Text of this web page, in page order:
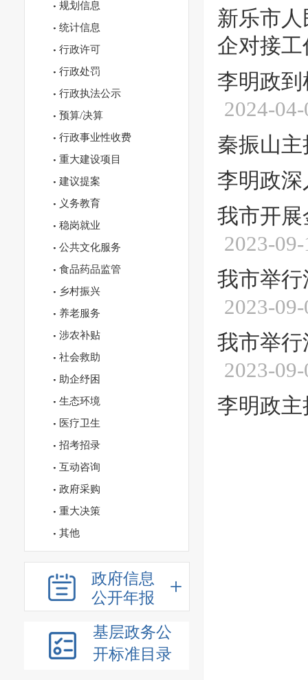
规划信息
统计信息
行政许可
行政处罚
行政执法公示
预算/决算
行政事业性收费
重大建设项目
建议提案
义务教育
稳岗就业
公共文化服务
食品药品监管
乡村振兴
养老服务
涉农补贴
社会救助
助企纾困
生态环境
医疗卫生
招考招录
互动咨询
政府采购
重大决策
其他
政府信息
公开年报
基层政务公
开标准目录
新乐市
企对接
李明政
2024-
秦振山
李明政
我市开
2023-
我市举
2023-
我市举
2023-
李明政